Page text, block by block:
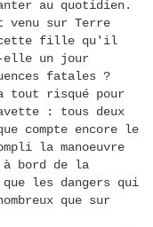
au quotidien.
sur Terre
cette fille qu'il
elle un jour
fatales ?
tout risqué pour
: tous deux
compte encore le
la manoeuvre
bord de la
les dangers qui
que sur